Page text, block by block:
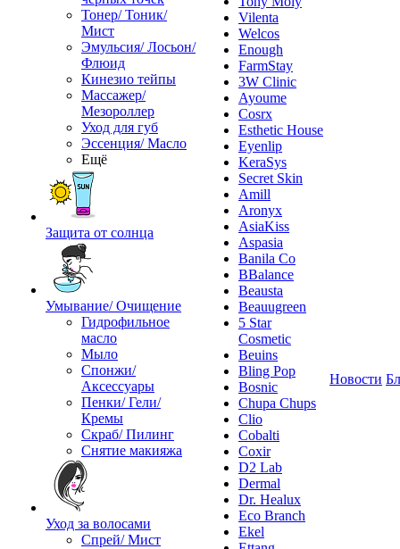
Тонер/ Тоник/
Мист
Эмульсия/ Лосьон/
Флюид
Кинезио тейпы
Массажер/
Мезороллер
Уход для губ
Эссенция/ Масло
Ещё
Защита от солнца
Умывание/ Очищение
Гидрофильное
масло
Мыло
Спонжи/
Аксессуары
Пенки/ Гели/
Кремы
Скраб/ Пилинг
Снятие макияжа
Уход за волосами
Спрей/ Мист
Vilenta
Welcos
Enough
FarmStay
3W Clinic
Ayoume
Cosrx
Esthetic House
Eyenlip
KeraSys
Secret Skin
Amill
Aronyx
AsiaKiss
Aspasia
Banila Co
BBalance
Beausta
Beauugreen
5 Star
Cosmetic
Beuins
Bling Pop
Bosnic
Chupa Chups
Clio
Cobalti
Coxir
D2 Lab
Dermal
Dr. Healux
Eco Branch
Ekel
Новости